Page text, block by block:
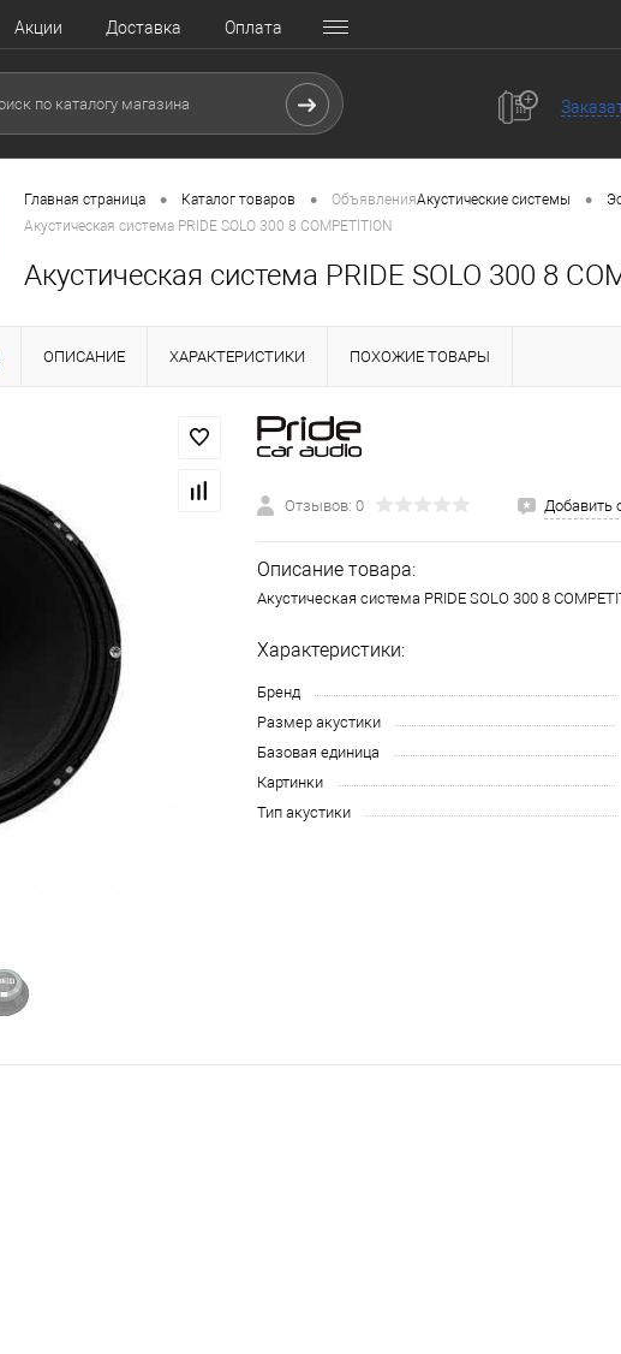
Акции Доставка Оплата
Главная страница • Каталог товаров • ОбъявленияАкустические системы •
Акустическая система PRIDE SOLO 300 8 COMPETITION
Акустическая система PRIDE SOLO 300 8
ОПИСАНИЕ ХАРАКТЕРИСТИКИ ПОХОЖИЕ ТОВАРЫ
Отзывов: 0 Добавить
Описание товара:
Акустическая система PRIDE SOLO 300 8
Характеристики:
Бренд
Размер акустики
Базовая единица
Картинки
Тип акустики